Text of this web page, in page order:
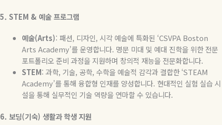
5. STEM & 예술프로그램
예술(Arts): 패션, 디자인, 시각 예술에 특화된 ‘CSVPA Boston
Arts Academy’를 운영합니다. 명문 미대 및 예대 진학을 위한 전문
포트폴리오 준비 과정을 지원하며 창의적 재능을 전문화합니다.
STEM: 과학, 기술, 공학, 수학을 예술적 감각과 결합한‘STEAM
Academy’를 통해 융합형 인재를 양성합니다. 현대적인 실험 실습 시
설을 통해 실무적인 기술 역량을 연마할 수 있습니다.
6. 보딩(기숙) 생활과학생지원